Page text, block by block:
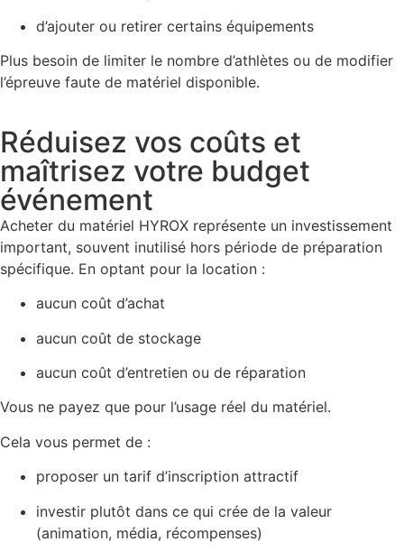
d’ajouter ou retirer certains équipements
Plus besoin de limiter le nombre d’athlètes ou de modifier
l’épreuve faute de matériel disponible.
Réduisez vos coûts et
maîtrisez votre budget
événement
Acheter du matériel HYROX représente un investissement
important, souvent inutilisé hors période de préparation
spécifique. En optant pour la location :
aucun coût d’achat
aucun coût de stockage
aucun coût d’entretien ou de réparation
Vous ne payez que pour l’usage réel du matériel.
Cela vous permet de :
proposer un tarif d’inscription attractif
investir plutôt dans ce qui crée de la valeur
(animation, média, récompenses)